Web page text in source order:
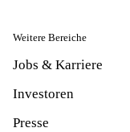
Weitere Bereiche
Jobs & Karriere
Investoren
Presse